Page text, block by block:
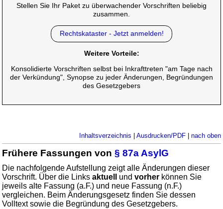
Stellen Sie Ihr Paket zu überwachender Vorschriften beliebig
zusammen.
Rechtskataster - Jetzt anmelden!
Weitere Vorteile:
Konsolidierte Vorschriften selbst bei Inkrafttreten "am Tage nach
der Verkündung", Synopse zu jeder Änderungen, Begründungen
des Gesetzgebers
Inhaltsverzeichnis Ausdrucken/PDF| nach oben
Frühere Fassungen von§ 87a AsylG
Die nachfolgende Aufstellung zeigt alle Änderungen dieser
Vorschrift. Über die Linksaktuell undvorher können Sie
jeweils alte Fassung (a.F.) und neue Fassung (n.F.)
vergleichen. Beim Änderungsgesetz finden Sie dessen
Volltext sowie die Begründung des Gesetzgebers.